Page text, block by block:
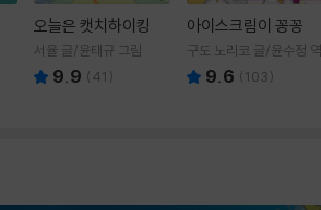
오늘은 캣치하이킹
서율 글/윤태규 그림
9.9 (41 )
아이스크림이 꽁꽁
구도 노리코 글/윤수정 역
9.6 (103)